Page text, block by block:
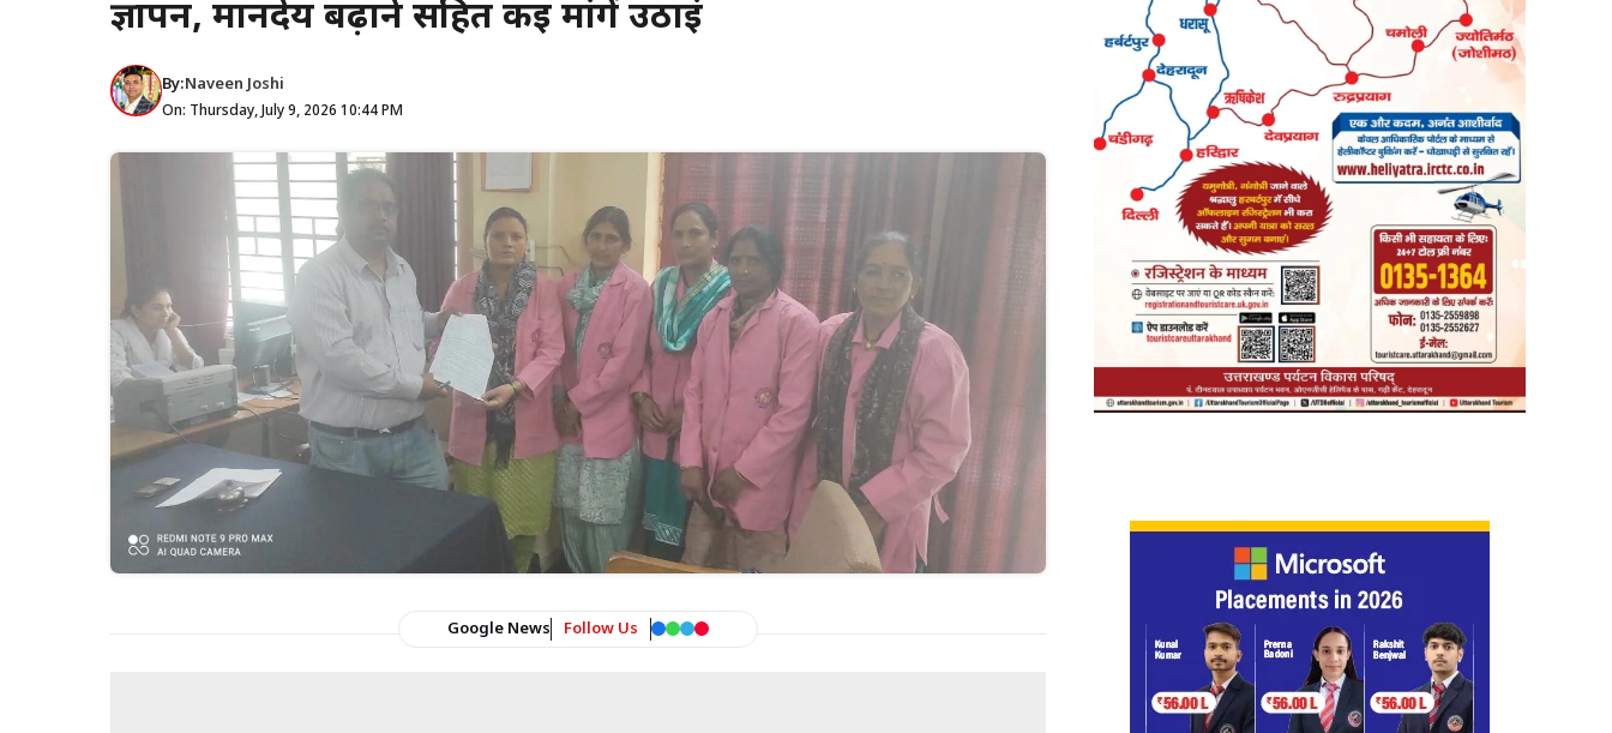
ज्ञापन, मानदेय बढ़ाने सहित कई मांगें उठाईं
By:Naveen Joshi
On: Thursday, July 9, 2026 10:44 PM
Google News Follow Us